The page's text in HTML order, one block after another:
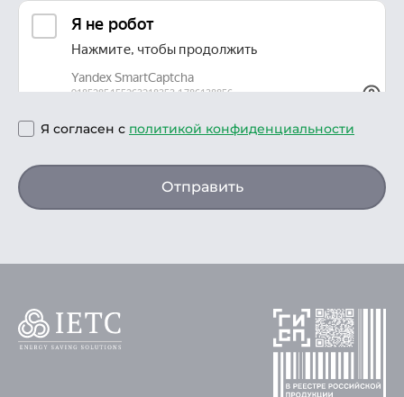
Я согласен с политикой конфиденциальности
Отправить